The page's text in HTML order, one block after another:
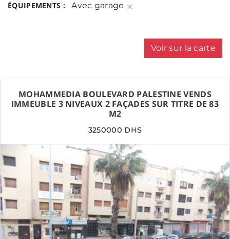
ÉQUIPEMENTS : Avec garage
Voir sur la carte
MOHAMMEDIA BOULEVARD PALESTINE VENDS
IMMEUBLE 3 NIVEAUX 2 FAÇADES SUR TITRE DE 83
M2
3250000 DHS